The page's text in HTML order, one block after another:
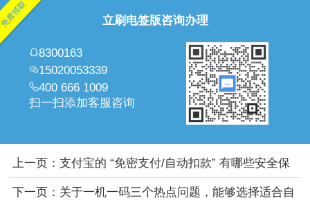
立刷电签版咨询办理
8300163
15020053339
400 666 1009
扫一扫添加客服咨询
上一页： 支付宝的 “免密支付/自动扣款” 有哪些安全保
障？
下一页： 关于一机一码三个热点问题，能够选择适合自